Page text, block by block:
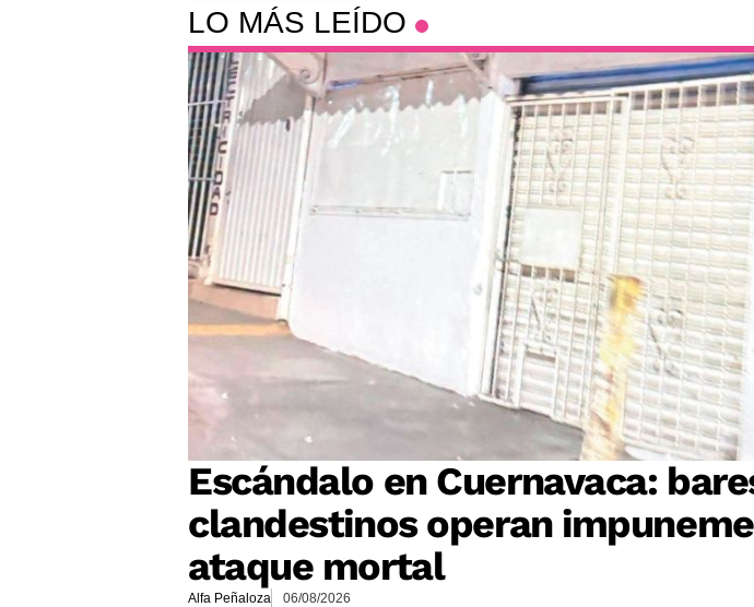
LO MÁS LEÍDO
Escándalo en Cuernavaca:
clandestinos operan
ataque mortal
Alfa Peñaloza 06/08/2026